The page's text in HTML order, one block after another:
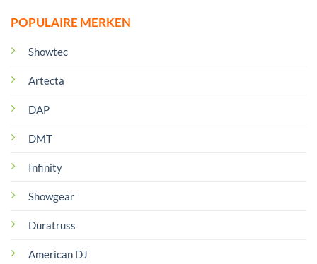
POPULAIRE MERKEN
Showtec
Artecta
DAP
DMT
Infinity
Showgear
Duratruss
American DJ